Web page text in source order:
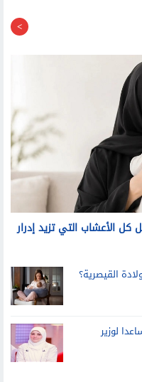
كل الأعشاب التي تزيد إدرار
القيصرية؟
لوزير